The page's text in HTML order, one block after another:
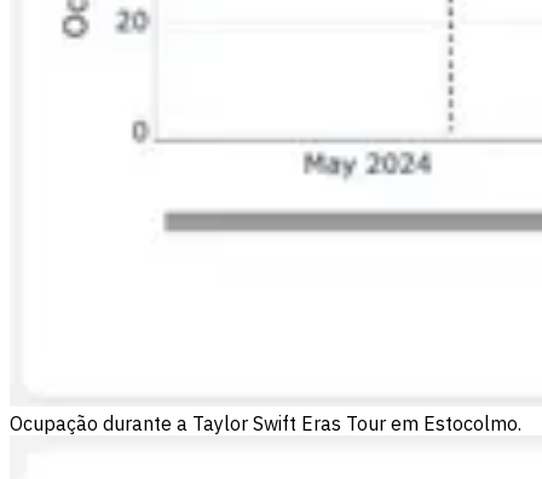
Ocupação durante a Taylor Swift Eras Tour em Estocolmo.